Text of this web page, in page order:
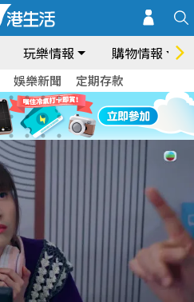
玩樂情報 購物情報
娛樂新聞 定期存款